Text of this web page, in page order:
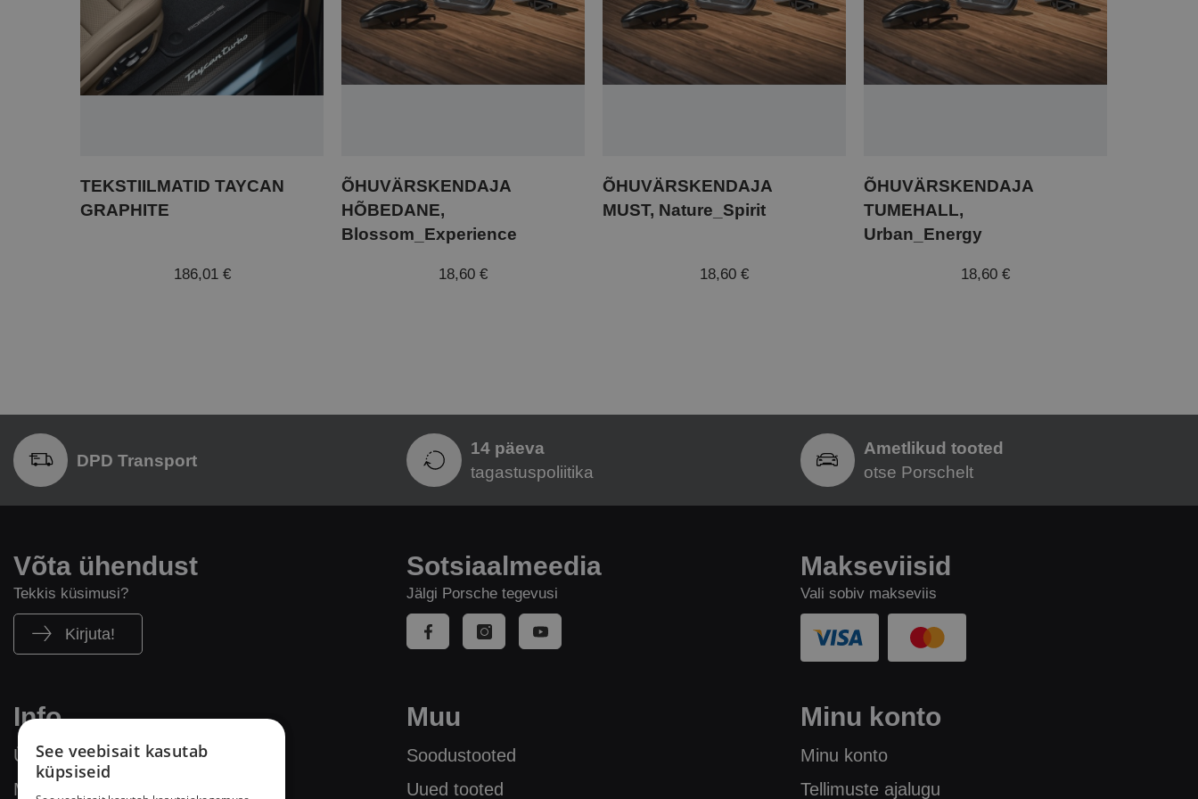
TEKSTIILMATID TAYCAN
GRAPHITE
186,01 €
ÕHUVÄRSKENDAJA
HÕBEDANE,
Blossom_Experience
18,60 €
ÕHUVÄRSKENDAJA
MUST, Nature_Spirit
18,60 €
ÕHUVÄRSKENDAJA
TUMEHALL,
Urban_Energy
18,60 €
DPD Transport
14 päeva
tagastuspoliitika
Ametlikud tooted
otse Porschelt
Võta ühendust
Tekkis küsimusi?
Kirjuta!
Sotsiaalmeedia
Jälgi Porsche tegevusi
Makseviisid
Vali sobiv makseviis
Info
Üld- ja ostutingimused
Makse- ja tarnetingimused
Muu
Soodustooted
Uued tooted
Minu konto
Minu konto
Tellimuste ajalugu
See veebisait kasutab
küpsiseid